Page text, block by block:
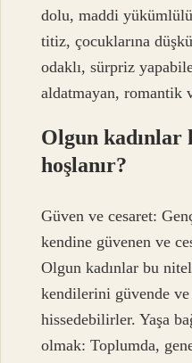
dolu, maddi
titiz, çocuklarına
odaklı, sürpriz
aldatmayan, romantik
Olgun kadınlar
hoşlanır?
Güven ve cesaret:
kendine güvenen ve
Olgun kadınlar bu
kendilerini güvende
hissedebilirler. Yaşa
olmak: Toplumda,